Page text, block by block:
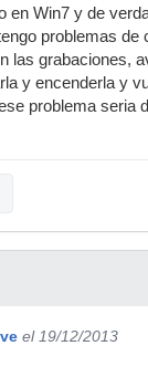
en Win7 y de
problemas de
las grabaciones,
y encenderla y
problema seria
el 19/12/2013